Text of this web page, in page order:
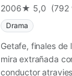
2006★ 5,0 (792
Drama
Getafe, finales de
mira extrañada
conductor